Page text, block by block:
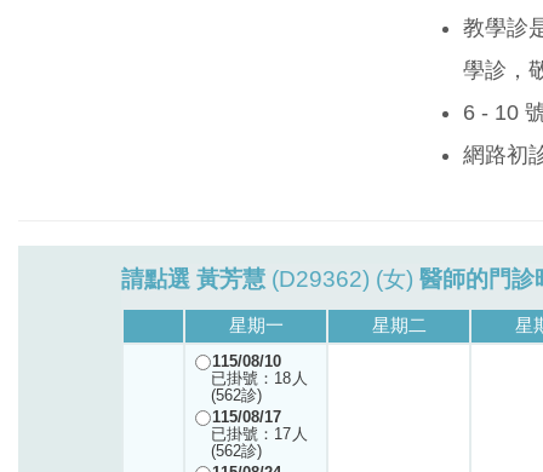
教學診
學診，
6 - 10
網路初